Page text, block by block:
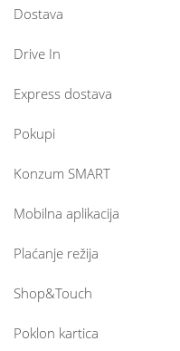
Dostava
Drive In
Express dostava
Pokupi
Konzum SMART
Mobilna aplikacija
Plaćanje režija
Shop&Touch
Poklon kartica